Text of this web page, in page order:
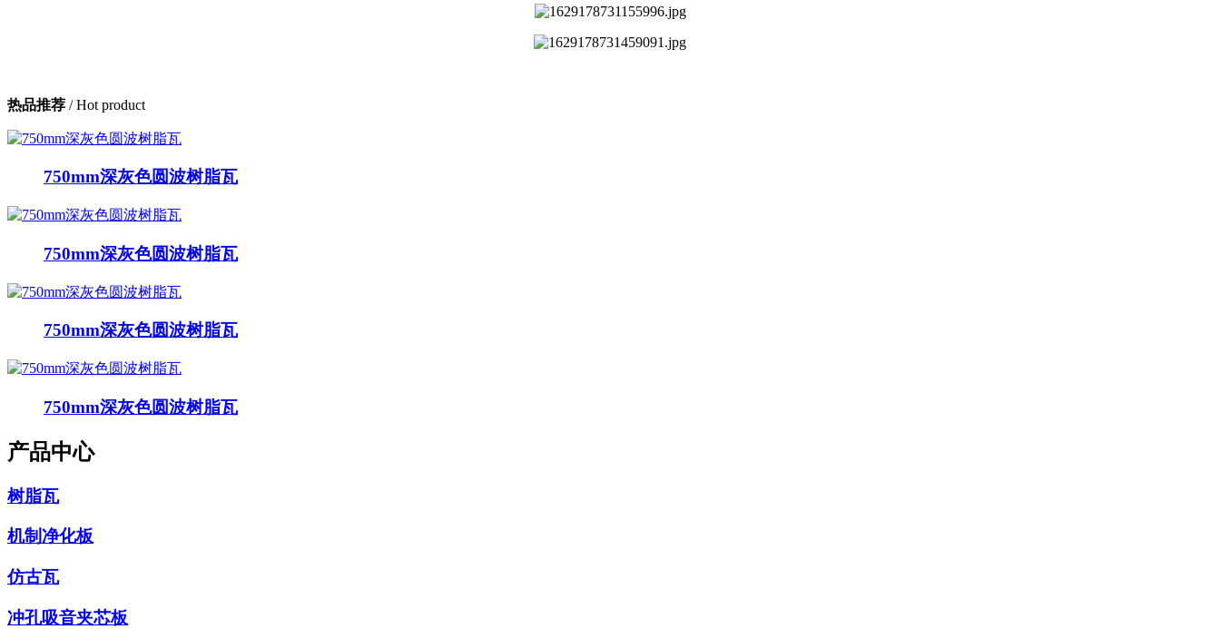
热品推荐 / Hot product
750mm深灰色圆波树脂瓦
750mm深灰色圆波树脂瓦
750mm深灰色圆波树脂瓦
750mm深灰色圆波树脂瓦
产品中心
树脂瓦
机制净化板
仿古瓦
冲孔吸音夹芯板